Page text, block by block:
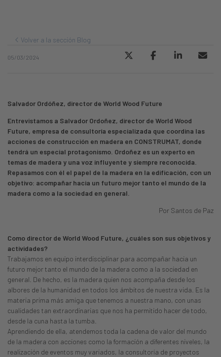
Volver a la sección Blog
05/03/2024
Salvador Ordóñez, director de World Wood Future
Entrevistamos a Salvador Ordoñez, director de World Wood
Future, empresa de consultoría especializada que coordina las
acciones de construcción en madera en CONSTRUMAT, donde
tendrá un especial protagonismo. Ordoñez es un experto en
temas de madera y una voz influyente y siempre reconocida.
Repasamos con él el papel de la madera en la edificación, con un
objetivo: acompañar hacia un futuro mejor tanto el mundo de la
madera como a la sociedad en general.
Por Santos de Paz
Como director de World Wood Future, ¿cuáles son sus objetivos y
actividades?
Trabajamos en equipo interdisciplinar para acompañar hacia un
futuro mejor tanto el mundo de la madera como a la sociedad en
general. De hecho, es la madera quien nos acompaña desde los
albores de la humanidad en todos los ámbitos de nuestra vida. Es la
materia prima más amiga que tenemos a nuestra mano, con unas
cualidades tan extraordinarias que nos ha permitido hacer de todo,
desde la cuna hasta la tumba.
Aprendiendo de ella, atendemos toda la cadena de valor del mundo
de la madera con acciones como la formación a diferentes niveles, la
realización de eventos muy variados, la consultoría de proyectos